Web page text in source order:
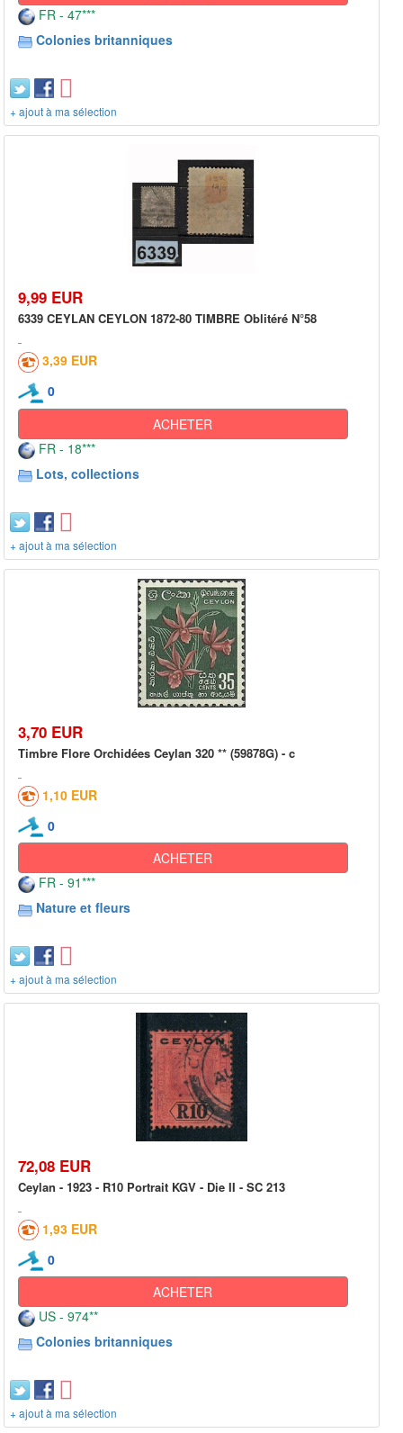
FR - 47***
Colonies britanniques
+ ajout à ma sélection
9,99 EUR
6339 CEYLAN CEYLON 1872-80 TIMBRE Oblitéré N°58
3,39 EUR
0
ACHETER
FR - 18***
Lots, collections
+ ajout à ma sélection
3,70 EUR
Timbre Flore Orchidées Ceylan 320 ** (59878G) - c
1,10 EUR
0
ACHETER
FR - 91***
Nature et fleurs
+ ajout à ma sélection
72,08 EUR
Ceylan - 1923 - R10 Portrait KGV - Die II - SC 213
1,93 EUR
0
ACHETER
US - 974**
Colonies britanniques
+ ajout à ma sélection